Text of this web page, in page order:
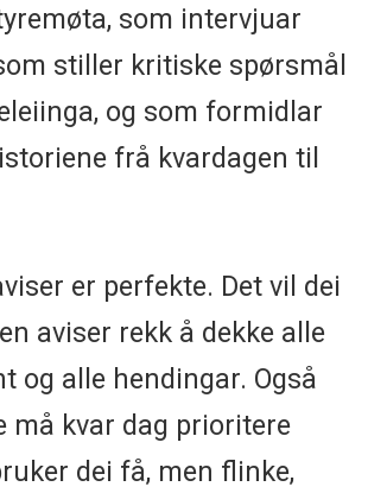
som intervjuar
stiller kritiske spørsmål
og som formidlar
frå kvardagen til
er perfekte. Det vil dei
aviser rekk å dekke alle
og alle hendingar. Også
må kvar dag prioritere
dei få, men flinke,